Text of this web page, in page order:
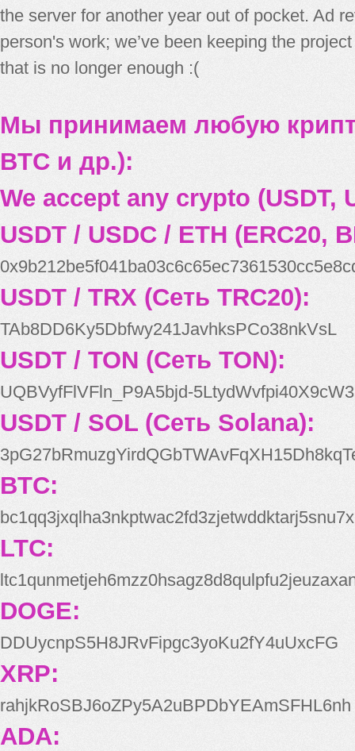
the server for another year out of pocket. Ad
person's work; we’ve been keeping the
that is no longer enough :(
Мы принимаем любую
BTC и др.):
We accept any crypto (USDT,
USDT / USDC / ETH (ERC20,
USDT / TRX (Сеть TRC20):
TAb8DD6Ky5Dbfwy241JavhksPCo38nkVsL
USDT / TON (Сеть TON):
UQBVyfFlVFln_P9A5bjd-
USDT / SOL (Сеть Solana):
BTC:
bc1qq3jxqlha3nkptwac2fd3zjetwddktarj5snu7x
LTC:
DOGE:
DDUycnpS5H8JRvFipgc3yoKu2fY4uUxcFG
XRP:
rahjkRoSBJ6oZPy5A2uBPDbYEAmSFHL6nh
ADA: